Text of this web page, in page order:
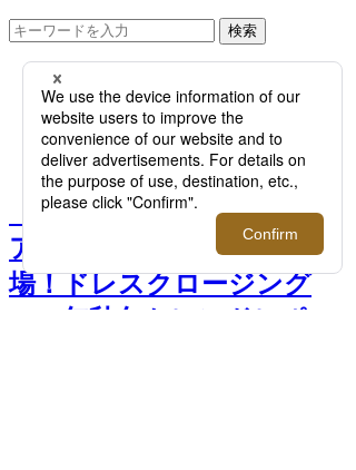
検索
TOP
PHOTO
【特集】最旬のブランド＆アイテム
や別注モデルも登場！ドレスクロー
ジング2023年秋冬トレンドレポート
【特集】最旬のブランド＆
アイテムや別注モデルも登
場！ドレスクロージング
2023年秋冬トレンドレポー